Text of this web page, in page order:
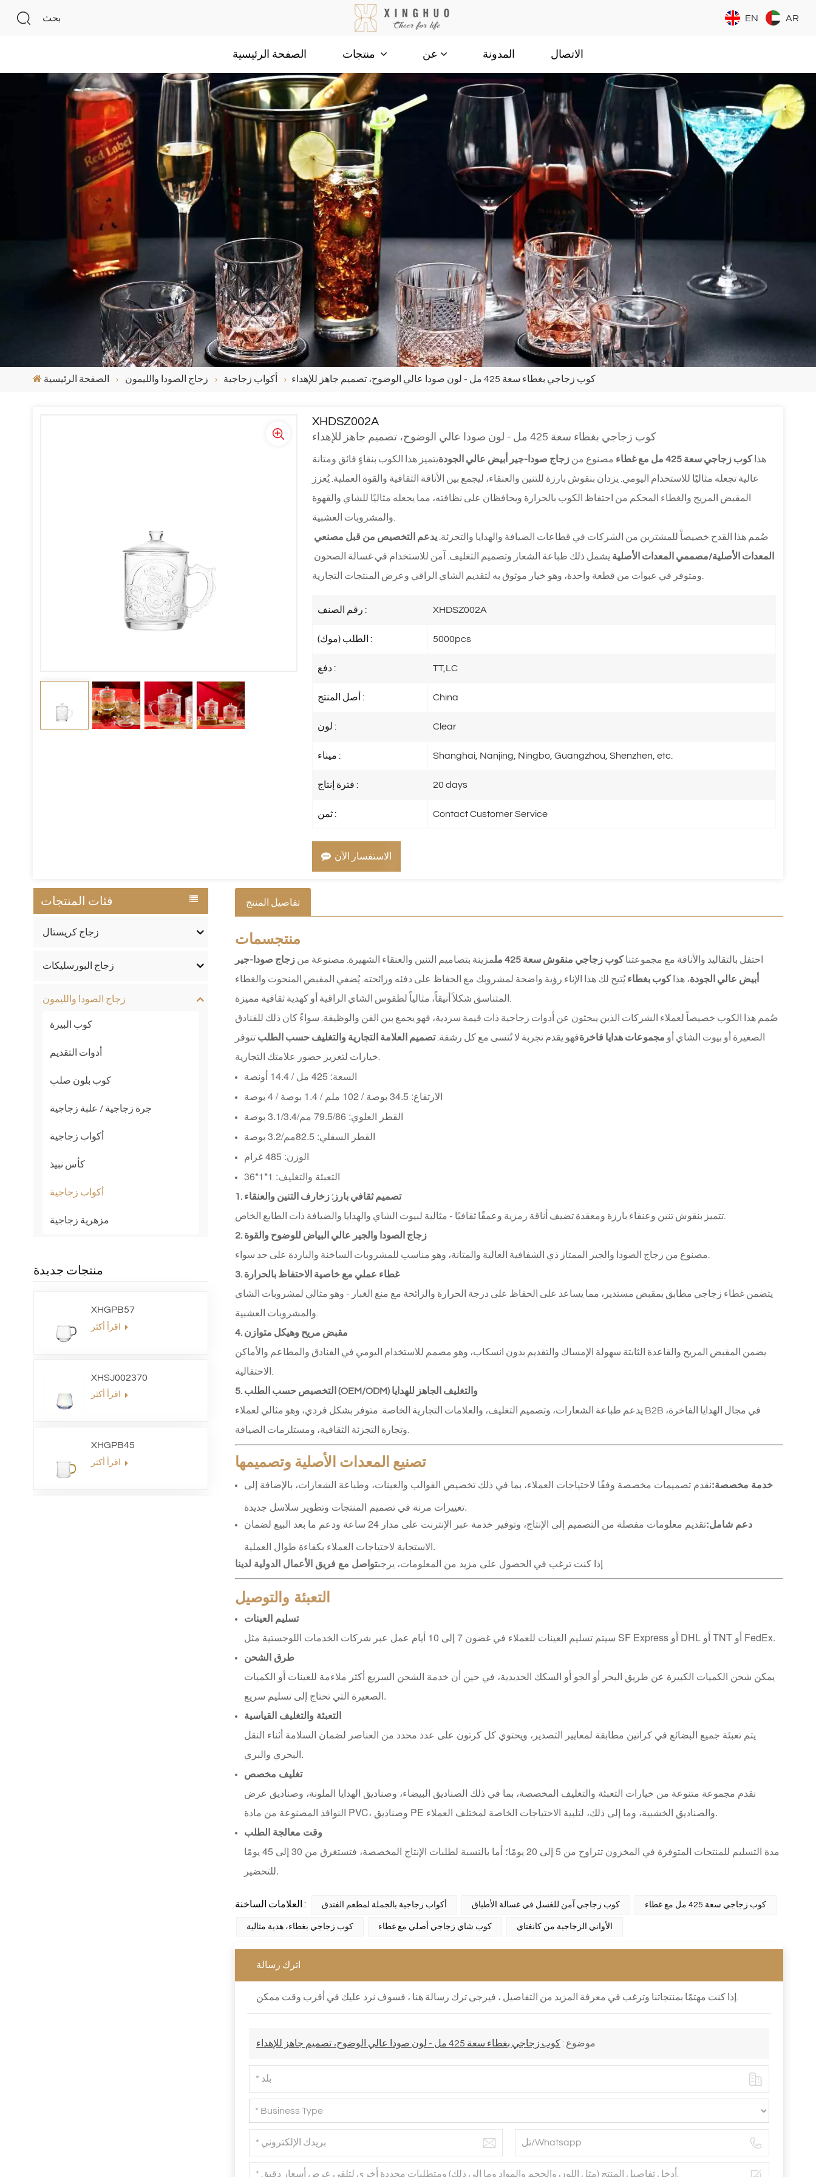
بحث EN AR
الصفحة الرئيسية عن المدونة الاتصال
الصفحة الرئيسية زجاج الصودا والليمون أكواب زجاجية كوب زجاجي بغطاء سعة 425 مل - لون صودا عالي الوضوح، تصميم جاهز للإهداء
XHDSZ002A
كوب زجاجي بغطاء سعة 425 مل - لون صودا عالي الوضوح، تصميم جاهز للإهداء
هذاكوب زجاجي سعة 425 مل مع غطاء مصنوع منزجاج صودا-جير أبيض عالي الجودةيتميز هذا الكوب بنقاءٍ فائق ومتانة
عالية تجعله مثاليًا للاستخدام اليومي. يزدان بنقوش بارزة للتنين والعنقاء، ليجمع بين الأناقة الثقافية والقوة العملية. يُعزز
المقبض المريح والغطاء المحكم من احتفاظ الكوب بالحرارة ويحافظان على نظافته، مما يجعله مثاليًا للشاي والقهوة
صُمم هذا القدح خصيصاً للمشترين من الشركات في قطاعات الضيافة والهدايا والتجزئة.
المعدات الأصلية/مصممي المعدات الأصلية
رقم الصنف : XHDSZ002A
الطلب (موك) : 5000pcs
دفع : TT,LC
أصل المنتج : China
لون : Clear
ميناء : Shanghai, Nanjing, Ningbo, Guangzhou, Shenzhen, etc.
فترة إنتاج : 20 days
ثمن : Contact Customer Service
الاستفسار الآن
فئات المنتجات
زجاج كريستال
زجاج البورسليكات
زجاج الصودا والليمون
كوب البيرة
أدوات التقديم
كوب بلون صلب
جرة زجاجية / علبة زجاجية
أكواب زجاجية
كأس نبيذ
أكواب زجاجية
مزهرية زجاجية
منتجات جديدة
XHGPB57
XHSJ002370
XHGPB45
تفاصيل المنتج
منتجسمات
احتفل بالتقاليد والأناقة مع مجموعتناكوب زجاجي منقوش سعة 425 مل مزينة بتصاميم التنين والعنقاء الشهيرة. مصنوعة منزجاج صودا-جير
أبيض عالي الجودة، هذاكوب بغطاءيُتيح لك هذا الإناء رؤية واضحة لمشروبك مع الحفاظ على دفئه ورائحته. يُضفي المقبض المنحوت والغطاء
المتناسق شكلاً أنيقاً، مثالياً لطقوس الشاي الراقية أو كهدية ثقافية مميزة.
صُمم هذا الكوب خصيصاً لعملاء الشركات الذين يبحثون عن أدوات زجاجية ذات قيمة سردية، فهو يجمع بين الفن والوظيفة. سواءً كان ذلك للفنادق
الصغيرة أو بيوت الشاي أو مجموعات هدايا فاخرةفهو يقدم تجربة لا تُنسى مع كل رشفة.تصميم العلامة التجارية والتغليف حسب الطلب تتوفر
خيارات لتعزيز حضور علامتك التجارية.
السعة: 425 مل / 14.4 أونصة
الارتفاع: 34.5 بوصة / 102 ملم / 1.4 بوصة / 4 بوصة
القطر العلوي: 79.5/86 مم/3.1/3.4 بوصة
القطر السفلي: 82.5
مم/3.2 بوصة
الوزن: 485 غرام
التعبئة والتغليف: 1*1*36
1. تصميم ثقافي بارز: زخارف التنين والعنقاء
تتميز بنقوش تنين وعنقاء بارزة ومعقدة تضيف أناقة رمزية وعمقًا ثقافيًا - مثالية لبيوت الشاي والهدايا والضيافة ذات الطابع الخاص.
2. زجاج الصودا والجير عالي البياض للوضوح والقوة
مصنوع من زجاج الصودا والجير الممتاز ذي الشفافية العالية والمتانة، وهو مناسب للمشروبات الساخنة والباردة على حد سواء.
3. غطاء عملي مع خاصية الاحتفاظ بالحرارة
يتضمن غطاء زجاجي مطابق بمقبض مستدير، مما يساعد على الحفاظ على درجة الحرارة والرائحة مع منع الغبار - وهو مثالي لمشروبات الشاي
والمشروبات العشبية.
4. مقبض مريح وهيكل متوازن
يضمن المقبض المريح والقاعدة الثابتة سهولة الإمساك والتقديم بدون انسكاب، وهو مصمم للاستخدام اليومي في الفنادق والمطاعم والأماكن
الاحتفالية.
5. التخصيص حسب الطلب (OEM/ODM) والتغليف الجاهز للهدايا
يدعم طباعة الشعارات، وتصميم التغليف، والعلامات التجارية الخاصة. متوفر بشكل فردي، وهو مثالي لعملاء B2B في مجال الهدايا الفاخرة،
وتجارة التجزئة الثقافية، ومستلزمات الضيافة.
تصنيع المعدات الأصلية وتصميمها
خدمة مخصصة:نقدم تصميمات مخصصة وفقًا لاحتياجات العملاء، بما في ذلك تخصيص القوالب والعينات، وطباعة الشعارات، بالإضافة إلى
تغييرات مرنة في تصميم المنتجات وتطوير سلاسل جديدة.
دعم شامل: تقديم معلومات مفصلة من التصميم إلى الإنتاج، وتوفير خدمة عبر الإنترنت على مدار 24 ساعة ودعم ما بعد البيع لضمان
إذا كنت ترغب في الحصول على مزيد من المعلومات، يرجىتواصل مع فريق الأعمال الدولية لدينا
التعبئة والتوصيل
تسليم العينات
سيتم تسليم العينات للعملاء في غضون 7 إلى 10 أيام عمل عبر شركات الخدمات اللوجستية مثل SF Express أو DHL أو TNT أو FedEx.
طرق الشحن
يمكن شحن الكميات الكبيرة عن طريق البحر أو الجو أو السكك الحديدية، في حين أن خدمة الشحن السريع أكثر ملاءمة للعينات أو الكميات
الصغيرة التي تحتاج إلى تسليم سريع.
التعبئة والتغليف القياسية
يتم تعبئة جميع البضائع في كراتين مطابقة لمعايير التصدير، ويحتوي كل كرتون على عدد محدد من العناصر لضمان السلامة أثناء النقل
البحري والبري.
تغليف مخصص
نقدم مجموعة متنوعة من خيارات التعبئة والتغليف المخصصة، بما في ذلك الصناديق البيضاء، وصناديق الهدايا الملونة، وصناديق عرض
النوافذ المصنوعة من مادة PVC، وصناديق PE والصناديق الخشبية، وما إلى ذلك، لتلبية الاحتياجات الخاصة لمختلف العملاء.
وقت معالجة الطلب
مدة التسليم للمنتجات المتوفرة في المخزون تتراوح من 5 إلى 20 يومًا؛ أما بالنسبة لطلبات الإنتاج المخصصة، فتستغرق من 30 إلى 45 يومًا
للتحضير.
العلامات الساخنة : أكواب زجاجية بالجملة لمطعم الفندق كوب زجاجي آمن للغسل في غسالة الأطباق كوب زجاجي سعة 425 مل مع غطاء
كوب زجاجي بغطاء، هدية مثالية كوب شاي زجاجي أصلي مع غطاء الأواني الزجاجية من كانغتاي
اترك رسالة
إذا كنت مهتمًا بمنتجاتنا وترغب في معرفة المزيد من التفاصيل ، فيرجى ترك رسالة هنا ، فسوف نرد عليك في أقرب وقت ممكن.
موضوع : كوب زجاجي بغطاء سعة 425 مل - لون صودا عالي الوضوح، تصميم جاهز للإهداء